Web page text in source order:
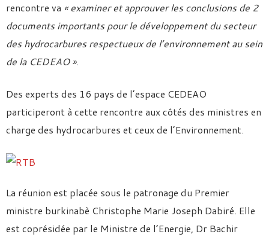
rencontre va «examiner et approuver les conclusions de 2
documents importants pour le développement du secteur
des hydrocarbures respectueux de l’environnement au sein
de la CEDEAO ».
Des experts des 16 pays de l’espace CEDEAO
participeront à cette rencontre aux côtés des ministres en
charge des hydrocarbures et ceux de l’Environnement.
La réunion est placée sous le patronage du Premier
ministre burkinabè Christophe Marie Joseph Dabiré. Elle
est coprésidée par le Ministre de l’Energie, Dr Bachir